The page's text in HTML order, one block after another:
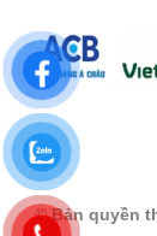
©Bản quyền